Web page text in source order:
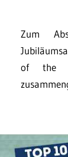
Zum
of the